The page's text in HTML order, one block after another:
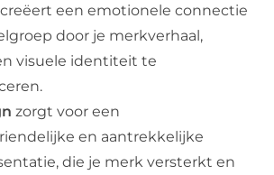
creëert een emotionele connectie
door je merkverhaal,
visuele identiteit te
zorgt voor een
en aantrekkelijke
die je merk versterkt en